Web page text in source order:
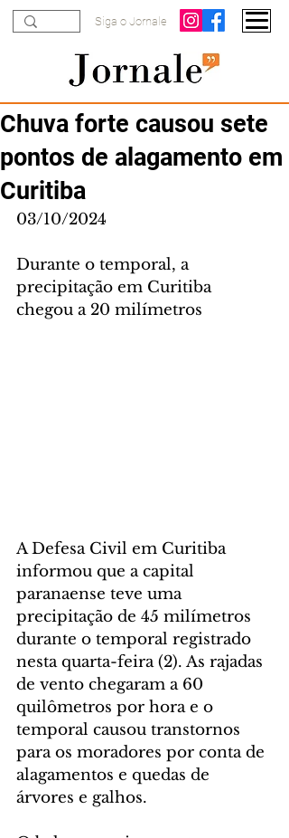
Siga o Jornale
Chuva forte causou sete
pontos de alagamento em
Curitiba
03/10/2024
Durante o temporal, a
precipitação em Curitiba
chegou a 20 milímetros
A Defesa Civil em Curitiba
informou que a capital
paranaense teve uma
precipitação de 45 milímetros
durante o temporal registrado
nesta quarta-feira (2). As rajadas
de vento chegaram a 60
quilômetros por hora e o
temporal causou transtornos
para os moradores por conta de
alagamentos e quedas de
árvores e galhos.